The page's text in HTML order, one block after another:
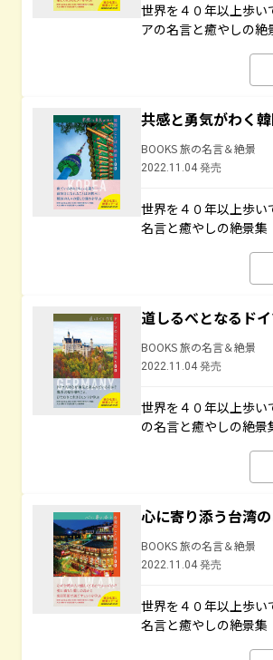
世界を４０年以上歩い
アの名言と癒やしの絶
共感と勇気がわく
BOOKS 旅の名言＆絶景
2022.11.04 発売
世界を４０年以上歩
名言と癒やしの絶景集
道しるべとなるド
BOOKS 旅の名言＆絶景
2022.11.04 発売
世界を４０年以上歩
の名言と癒やしの絶景
心に寄り添う台湾
BOOKS 旅の名言＆絶景
2022.11.04 発売
世界を４０年以上歩
名言と癒やしの絶景集